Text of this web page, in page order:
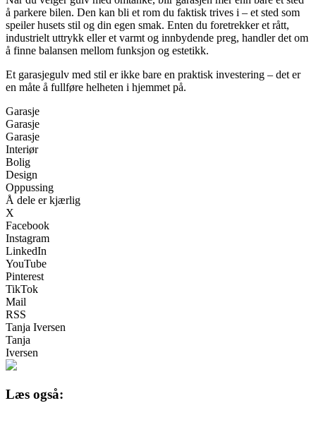
å parkere bilen. Den kan bli et rom du faktisk trives i – et sted som
speiler husets stil og din egen smak. Enten du foretrekker et rått,
industrielt uttrykk eller et varmt og innbydende preg, handler det om
å finne balansen mellom funksjon og estetikk.
Et garasjegulv med stil er ikke bare en praktisk investering – det er
en måte å fullføre helheten i hjemmet på.
Garasje
Garasje
Garasje
Interiør
Bolig
Design
Oppussing
Å dele er kjærlig
X
Facebook
Instagram
LinkedIn
YouTube
Pinterest
TikTok
Mail
RSS
Tanja Iversen
Tanja
Iversen
Læs også: